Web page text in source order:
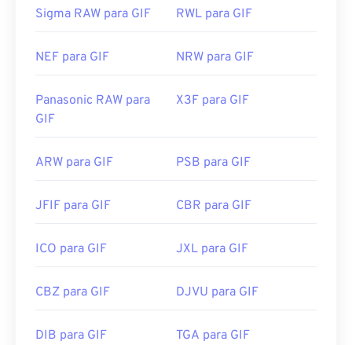
Sigma RAW para GIF RWL para GIF
NEF para GIF NRW para GIF
Panasonic RAW para
GIF
X3F para GIF
ARW para GIF PSB para GIF
JFIF para GIF CBR para GIF
ICO para GIF JXL para GIF
CBZ para GIF DJVU para GIF
DIB para GIF TGA para GIF